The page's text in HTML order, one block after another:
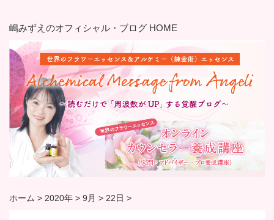
嶋みずえのオフィシャル・ブログ HOME
ホーム > 2020年 > 9月 > 22日 >